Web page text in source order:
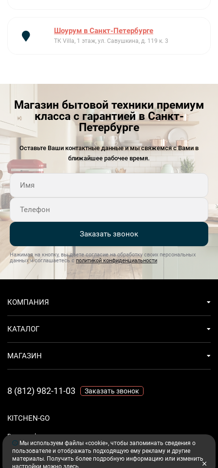
Шоурум в Санкт-Петербурге
ТК Villa, 1 этаж, ул. Савушкина, д. 119 к. 3
Магазин бытовой техники премиум
класса с гарантией в Санкт-
Петербурге
Оставьте Ваши контактные данные и мы свяжемся с Вами в
ближайшее рабочее время.
Заказать звонок
Нажимая на кнопку, вы даете согласие на обработку своих персональных
данных и соглашаетесь с политикой конфиденциальности
KITCHEN-GO
Ваш комфорт - дело техники.
КОМПАНИЯ
КАТАЛОГ
МАГАЗИН
8 (812) 982-11-03 Заказать звонок
Мы используем файлы «cookie», чтобы запоминать сведения о
пользователе и отображать подходящую ему рекламу и другие
материалы. Получить более подробную информацию или изменить
настройки можно здесь.